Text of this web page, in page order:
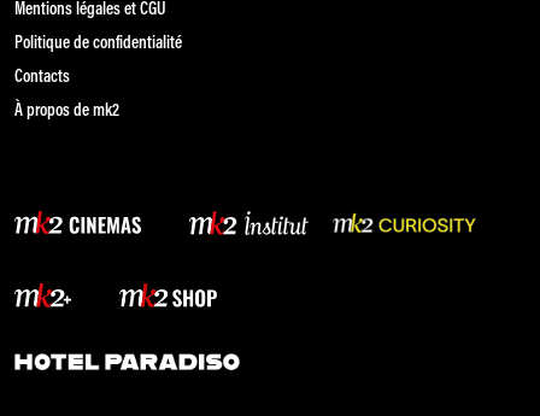
Mentions légales et CGU
Politique de confidentialité
Contacts
À propos de mk2